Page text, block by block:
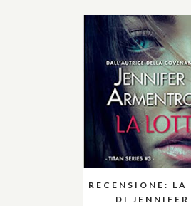
RECENSIONE: LA
DI JENNIFER